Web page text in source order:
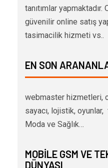
tanıtımlar yapmaktadır.
güvenilir online satış
tasimacilik hizmeti vs..
EN SON
webmaster hizmetleri,
sayacı, lojistik,
Moda ve Sağlık…
MOBILE GSM VE
DÜNYASI